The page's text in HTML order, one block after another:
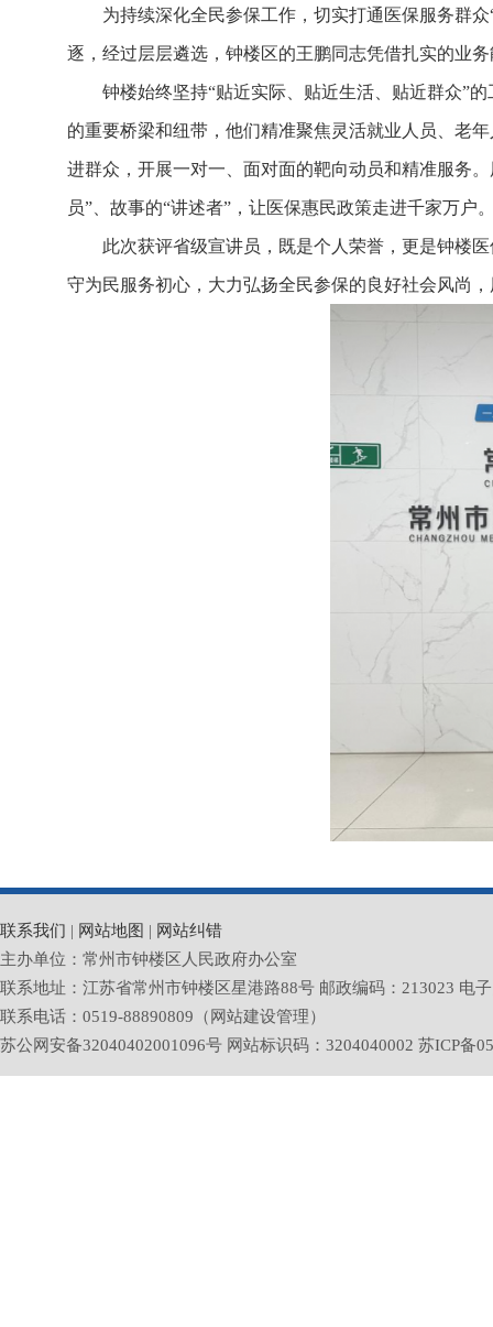
为持续深化全民参保工作，切实打通医保服务群
逐，经过层层遴选，钟楼区的王鹏同志凭借扎实的业
钟楼始终坚持“贴近实际、贴近生活、贴近群众”
的重要桥梁和纽带，他们精准聚焦灵活就业人员、老
进群众，开展一对一、面对面的靶向动员和精准服务
员”、故事的“讲述者”，让医保惠民政策走进千家万户
此次获评省级宣讲员，既是个人荣誉，更是钟楼
守为民服务初心，大力弘扬全民参保的良好社会风尚
联系我们 | 网站地图 | 网站纠错
主办单位：常州市钟楼区人民政府办公室
联系地址：江苏省常州市钟楼区星港路88号 邮政编码：213023 电
联系电话：0519-88890809（网站建设管理）
苏公网安备32040402001096号 网站标识码：3204040002 苏ICP备